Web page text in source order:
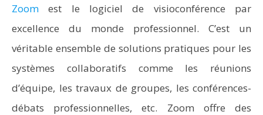
Zoom est le logiciel de visioconférence par
excellence du monde professionnel. C’est un
véritable ensemble de solutions pratiques pour les
systèmes collaboratifs comme les réunions
d’équipe, les travaux de groupes, les conférences-
débats professionnelles, etc. Zoom offre des